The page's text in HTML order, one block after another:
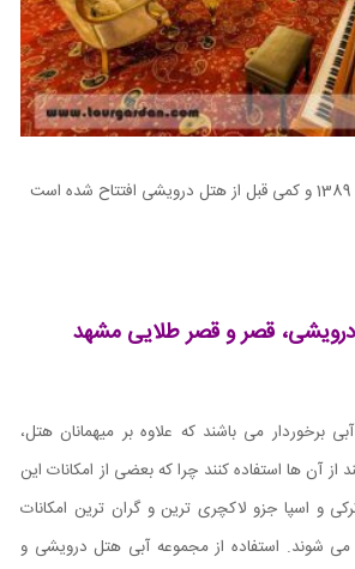
قصر و قصر طلایی مشهد
برخوردار می باشند که علاوه بر میهمانان هتل،
از آن ها استفاده کنند چرا که بعضی از امکانات این
و اسپا جزو لاکچری ترین و گران ترین امکانات
شوند. استفاده از مجموعه آبی هتل درویشی و